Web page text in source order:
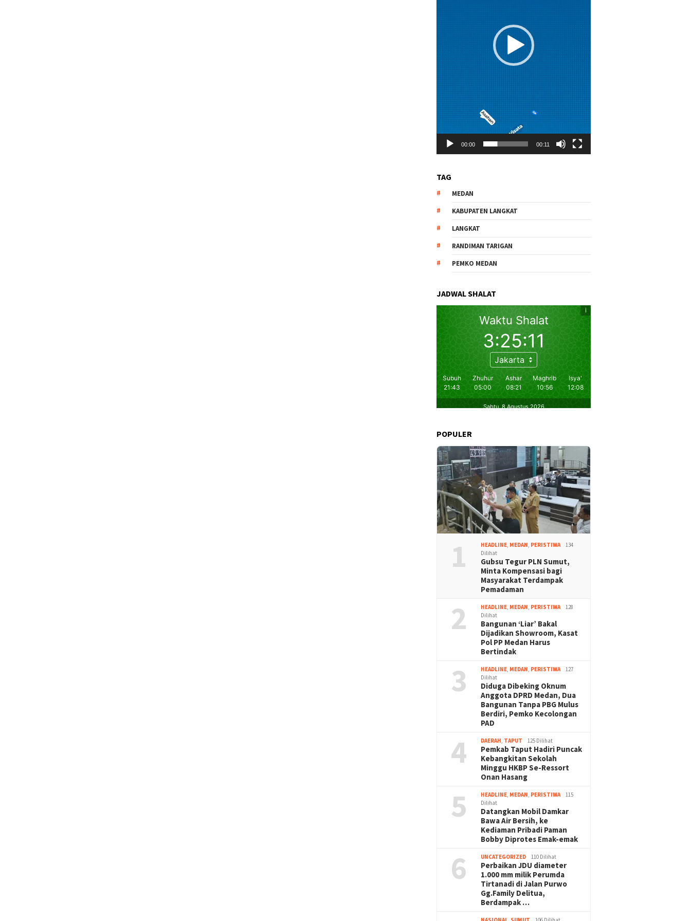
00:00 00:11
TAG
MEDAN
KABUPATEN LANGKAT
LANGKAT
RANDIMAN TARIGAN
PEMKO MEDAN
JADWAL SHALAT
POPULER
1 HEADLINE, MEDAN, PERISTIWA
134
Dilihat
Gubsu Tegur PLN Sumut,
Minta Kompensasi bagi
Masyarakat Terdampak
Pemadaman
2 HEADLINE, MEDAN, PERISTIWA
128
Dilihat
Bangunan ‘Liar’ Bakal
Dijadikan Showroom, Kasat
Pol PP Medan Harus
Bertindak
3 HEADLINE, MEDAN, PERISTIWA
127
Dilihat
Diduga Dibeking Oknum
Anggota DPRD Medan, Dua
Bangunan Tanpa PBG Mulus
Berdiri, Pemko Kecolongan
PAD
4 DAERAH, TAPUT 125 Dilihat
Pemkab Taput Hadiri Puncak
Kebangkitan Sekolah
Minggu HKBP Se-Ressort
Onan Hasang
5 HEADLINE, MEDAN, PERISTIWA
115
Dilihat
Datangkan Mobil Damkar
Bawa Air Bersih, ke
Kediaman Pribadi Paman
Bobby Diprotes Emak-emak
6 UNCATEGORIZED 110 Dilihat
Perbaikan JDU diameter
1.000 mm milik Perumda
Tirtanadi di Jalan Purwo
Gg.Family Delitua,
Berdampak …